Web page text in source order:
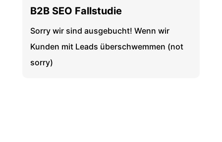
B2B SEO Fallstudie
Sorry wir sind ausgebucht! Wenn wir
Kunden mit Leads überschwemmen (not
sorry)